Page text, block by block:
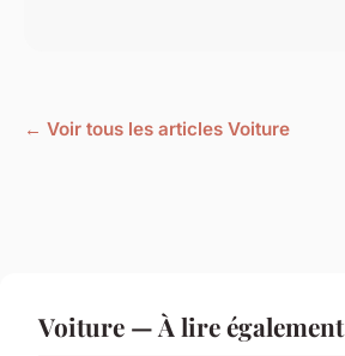
← Voir tous les articles Voiture
Voiture — À lire également